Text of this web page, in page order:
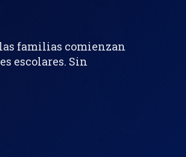
familias comienzan
escolares. Sin